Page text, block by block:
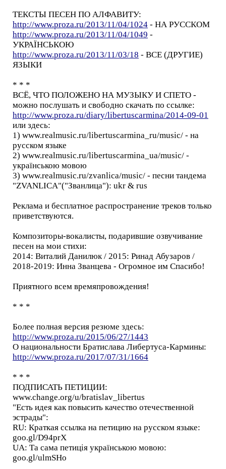
ТЕКСТЫ ПЕСЕН ПО АЛФАВИТУ:
http://www.proza.ru/2013/11/04/1024 - НА РУССКОМ
http://www.proza.ru/2013/11/04/1049 -
УКРАЇНСЬКОЮ
http://www.proza.ru/2013/11/03/18 - ВСЕ (ДРУГИЕ)
ЯЗЫКИ
* * *
ВСЁ, ЧТО ПОЛОЖЕНО НА МУЗЫКУ И СПЕТО -
можно послушать и свободно скачать по ссылке:
http://www.proza.ru/diary/libertuscarmina/2014-09-01
или здесь:
1) www.realmusic.ru/libertuscarmina_ru/music/ - на
русском языке
2) www.realmusic.ru/libertuscarmina_ua/music/ -
українською мовою
3) www.realmusic.ru/zvanlica/music/ - песни тандема
"ZVANLICA"("Званлица"): ukr & rus
Реклама и бесплатное распространение треков только
приветствуются.
Композиторы-вокалисты, подарившие озвучивание
песен на мои стихи:
2014: Виталий Данилюк / 2015: Ринад Абузаров /
2018-2019: Инна Званцева - Огромное им Спасибо!
Приятного всем времяпровождения!
* * *
Более полная версия резюме здесь:
http://www.proza.ru/2015/06/27/1443
О национальности Братислава Либертуса-Кармины:
http://www.proza.ru/2017/07/31/1664
* * *
ПОДПИСАТЬ ПЕТИЦИИ:
www.change.org/u/bratislav_libertus
"Есть идея как повысить качество отечественной
эстрады":
RU: Краткая ссылка на петицию на русском языке:
goo.gl/D94prX
UA: Та сама петиція українською мовою:
goo.gl/ulmSHo